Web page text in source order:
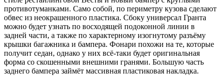
противотуманками. Само собой, по периметру кузова сделают
обвес из неокрашенного пластика. Сбоку универсал Гранта
можно будет узнать по восходящей подоконной линии в
задней части, а также по характерному изогнутому разъёму
крышки багажника и бампера. Фонари похожи на те, которые
получит седан, однако у них всё-таки будет оригинальная
форма со скошенными внешними гранями. Большую часть
заднего бампера займёт массивная пластиковая накладка.